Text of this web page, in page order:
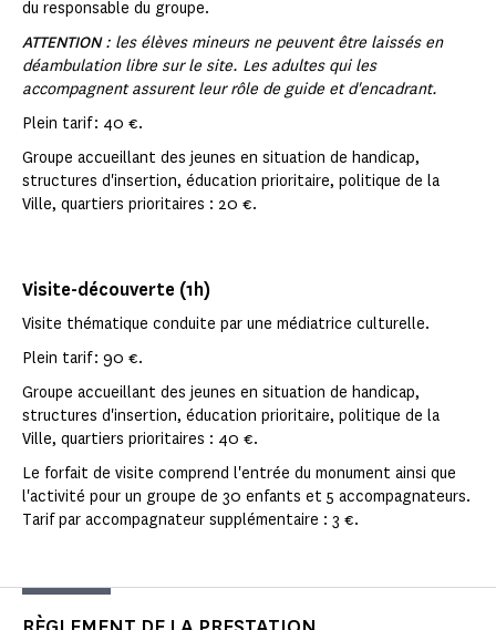
du responsable du groupe.
ATTENTION: les élèves mineurs ne peuvent être laissés en
déambulation libre sur le site. Les adultes qui les
accompagnent assurent leur rôle de guide et d'encadrant.
Plein tarif : 40 €.
Groupe accueillant des jeunes en situation de handicap,
structures d'insertion, éducation prioritaire, politique de la
Ville, quartiers prioritaires : 20 €.
Visite-découverte (1h)
Visite thématique conduite par une médiatrice culturelle.
Plein tarif : 90 €.
Groupe accueillant des jeunes en situation de handicap,
structures d'insertion, éducation prioritaire, politique de la
Ville, quartiers prioritaires : 40 €.
Le forfait de visite comprend l'entrée du monument ainsi que
l'activité pour un groupe de 30 enfants et 5 accompagnateurs.
Tarif par accompagnateur supplémentaire : 3 €.